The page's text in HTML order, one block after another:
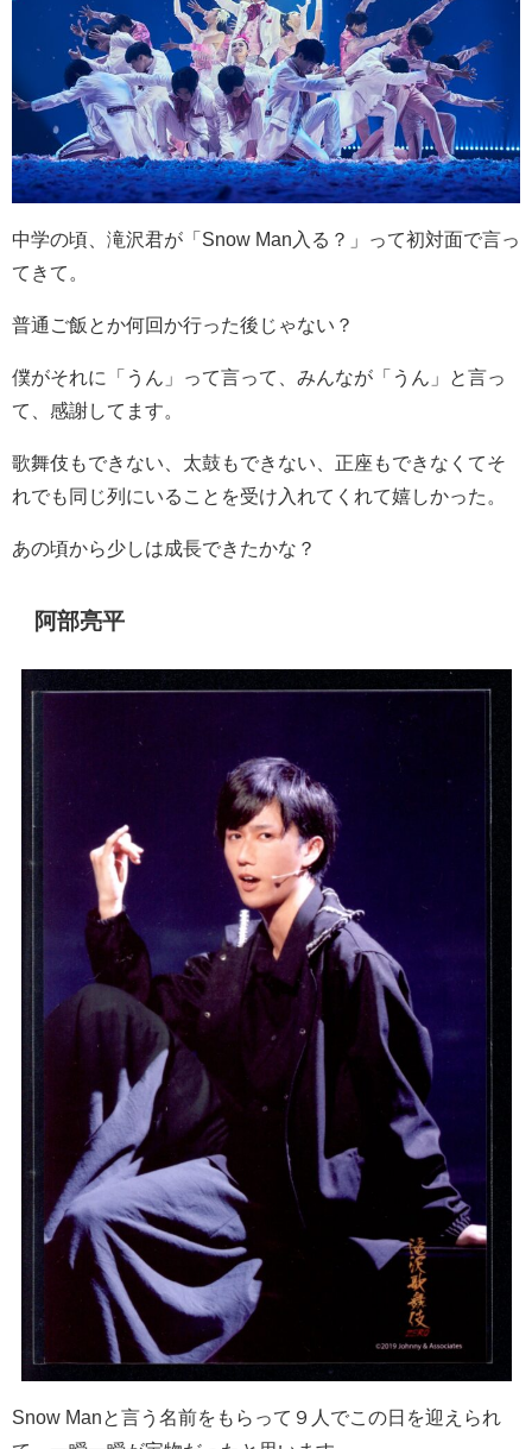
中学の頃、滝沢君が「 Snow Man 入る？」って初対面で言っ
てきて。
普通ご飯とか何回か行った後じゃない？
僕がそれに「うん」って言って、みんなが「うん」と言っ
て、感謝してます。
歌舞伎もできない、太鼓もできない、正座もできなくてそ
れでも同じ列にいることを受け入れてくれて嬉しかった。
あの頃から少しは成長できたかな？
阿部亮平
Snow Manと言う名前をもらって９人でこの日を迎えられ